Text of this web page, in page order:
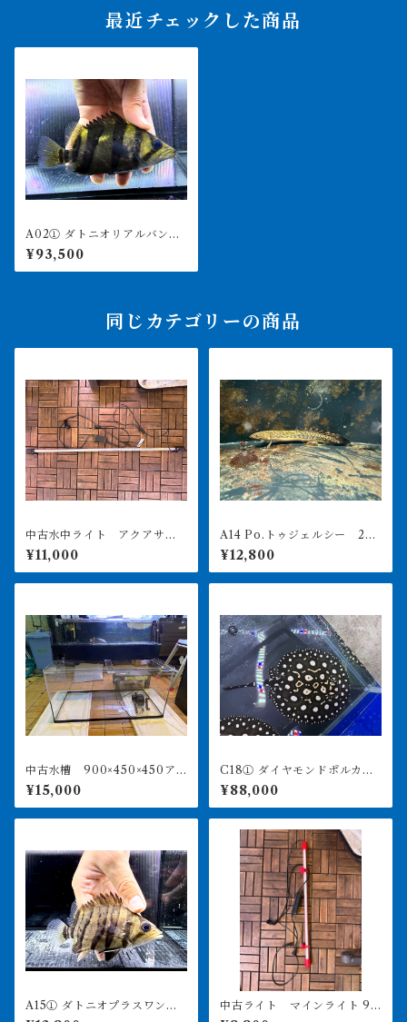
最近チェックした商品
A02① ダトニオリアルバン
ド 15㎝前後 イエロー シ
ミなし
¥93,500
同じカテゴリーの商品
中古水中ライト アクアサン
¥11,000
A14 Po.トゥジェルシー 20
㎝前後
¥12,800
中古水槽 900×450×450ア
クリル水槽 上部濾過セット
¥15,000
C18① ダイヤモンドポルカ
アルビノヘテロ 体盤16㎝前
後 ♀
¥88,000
A15① ダトニオプラスワン
変わりバンド 12㎝前後
中古ライト マインライト 90
0用 美品 引き取り限定